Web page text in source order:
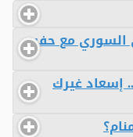
السوري مع حفر
إسعاد غيرك